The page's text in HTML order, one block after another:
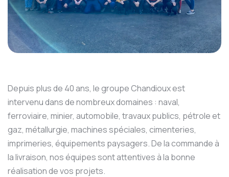
Depuis plus de 40 ans, le groupe Chandioux est
intervenu dans de nombreux domaines : naval,
ferroviaire, minier, automobile, travaux publics, pétrole et
gaz, métallurgie, machines spéciales, cimenteries,
imprimeries, équipements paysagers. De la commande à
la livraison, nos équipes sont attentives à la bonne
réalisation de vos projets.